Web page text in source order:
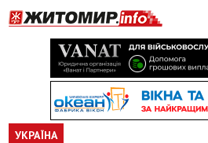
УКРАЇНА